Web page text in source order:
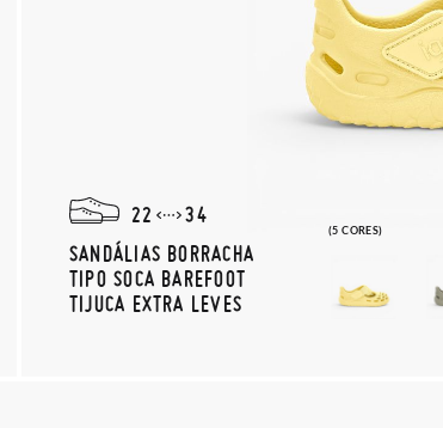
(5 CORES)
22
34
SANDÁLIAS BORRACHA
TIPO SOCA BAREFOOT
TIJUCA EXTRA LEVES